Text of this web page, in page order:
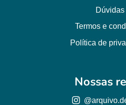
Dúvidas
Termos e
Política de
Nossas